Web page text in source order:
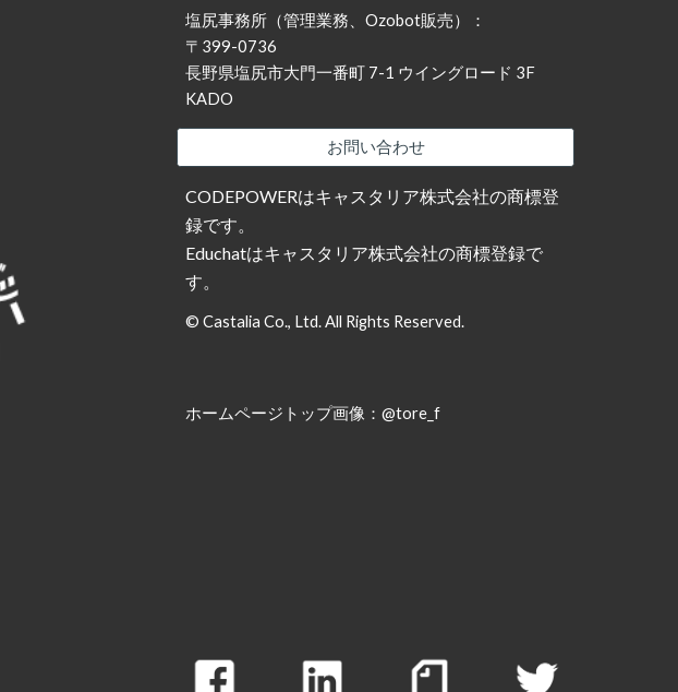
塩尻事務所（管理業務、Ozobot販売）：
〒399-0736
長野県塩尻市大門一番町 7-1 ウイングロード 3F
KADO
お問い合わせ
CODEPOWERはキャスタリア株式会社の商標登
録です。
Educhatはキャスタリア株式会社の商標登録で
す。
© Castalia Co., Ltd. All Rights Reserved.
ホームページトップ画像：@tore_f